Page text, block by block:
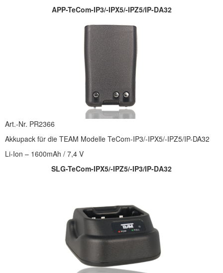
APP-TeCom-IP3/-IPX5/-IPZ5/IP-DA32
Art.-Nr. PR2366
Akkupack für die TEAM Modelle TeCom-IP3/-IPX5/-IPZ5/IP-DA32
Li-Ion – 1600mAh / 7,4 V
SLG-TeCom-IPX5/-IPZ5/-IP3/IP-DA32